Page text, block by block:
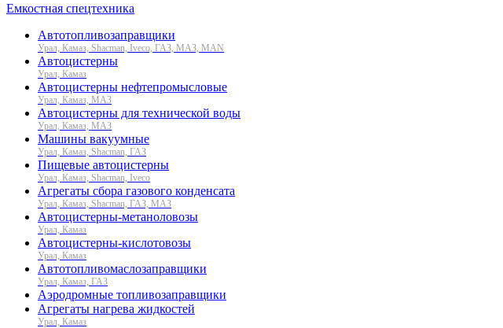
Емкостная спецтехника
Автотопливозаправщики
Урал, Камаз, Shacman, Iveco, ГАЗ, МАЗ, MAN
Автоцистерны
Урал, Камаз
Автоцистерны нефтепромысловые
Урал, Камаз, МАЗ
Автоцистерны для технической воды
Урал, Камаз, МАЗ
Машины вакуумные
Урал, Камаз, Shacman, ГАЗ
Пищевые автоцистерны
Урал, Камаз, Shacman, Iveco
Агрегаты сбора газового конденсата
Урал, Камаз, Shacman, ГАЗ, МАЗ
Автоцистерны-метаноловозы
Урал, Камаз
Автоцистерны-кислотовозы
Урал, Камаз
Автотопливомаслозаправщики
Урал, Камаз, ГАЗ
Аэродромные топливозаправщики
Агрегаты нагрева жидкостей
Урал, Камаз